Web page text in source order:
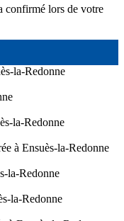
confirmé lors de votre
la-Redonne
la-Redonne
à Ensuès-la-Redonne
la-Redonne
la-Redonne